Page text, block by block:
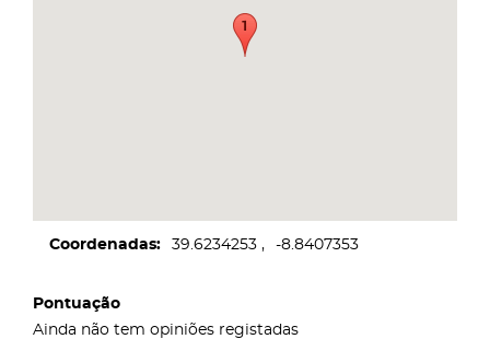
Coordenadas 39.6234253 -8.8407353
Pontuação
Ainda não tem opiniões registadas